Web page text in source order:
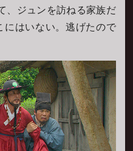
、ジュンを訪ねる家族だ
にはいない。逃げたので